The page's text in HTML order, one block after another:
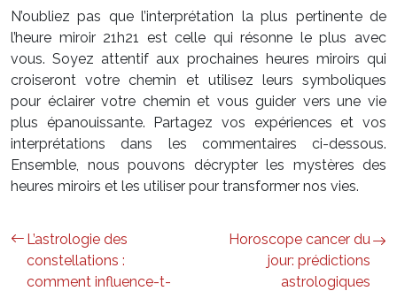
N’oubliez pas que l’interprétation la plus pertinente de
l’heure miroir 21h21 est celle qui résonne le plus avec
vous. Soyez attentif aux prochaines heures miroirs qui
croiseront votre chemin et utilisez leurs symboliques
pour éclairer votre chemin et vous guider vers une vie
plus épanouissante. Partagez vos expériences et vos
interprétations dans les commentaires ci-dessous.
Ensemble, nous pouvons décrypter les mystères des
heures miroirs et les utiliser pour transformer nos vies.
L’astrologie des
constellations :
comment influence-t-
Horoscope cancer du
jour: prédictions
astrologiques